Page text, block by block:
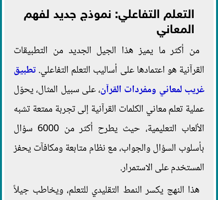
التعلم التفاعلي: نموذج جديد لفهم
المعاني
من أكثر ما يميز هذا الجيل الجديد من التطبيقات
القرآنية هو اعتمادها على أساليب التعلم التفاعلي.تطبيق
غريب لمعاني ومفردات القرآن، على سبيل المثال، يحوّل
عملية تعلم معاني الكلمات القرآنية إلى تجربة ممتعة تشبه
الألعاب التعليمية، حيث يطرح أكثر من 6000 سؤال
بأسلوب السؤال والجواب، مع نظام متابعة ومكافآت يحفز
المستخدم على الاستمرار.
هذا النهج يكسر النمط التقليدي للتعلم، ويخاطب جيلاً